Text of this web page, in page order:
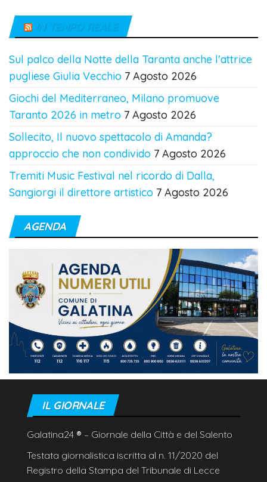
IN TEMPO REALE
Sul palco della Notte della Taranta anche l'attrice
pugliese Giulia Vecchio 7 Agosto 2026
Giochi del Mediterraneo, Milano promuove
Taranto 2026 in metro 7 Agosto 2026
Sollecito, Il nuovo spettacolo di Amanda?
approccio che non condivido 7 Agosto 2026
Tremiti Music Festival nel ricordo di Dalla,
Sangiorgi il direttore artistico 7 Agosto 2026
AGENDA
IL GIORNALE
Galatina24 ® – Giornale della Città e del Salento
Testata giornalistica iscritta al n. 11/2020 del
Registro della Stampa del Tribunale di Lecce